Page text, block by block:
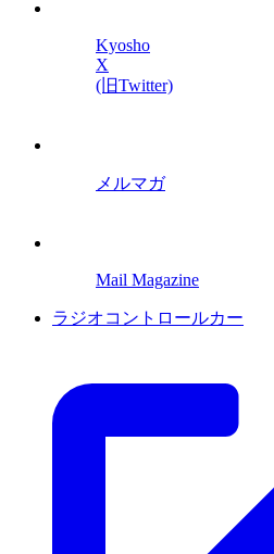
Kyosho
X
(旧Twitter)
メルマガ
Mail Magazine
ラジオコントロールカー